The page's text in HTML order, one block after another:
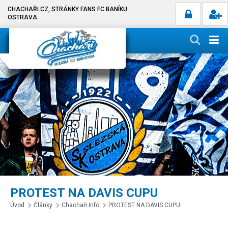
CHACHAŘI.CZ, STRÁNKY FANS FC BANÍKU
OSTRAVA.
PROTEST NA DAVIS CUPU
Úvod Články Chachaři Info PROTEST NA DAVIS CUPU